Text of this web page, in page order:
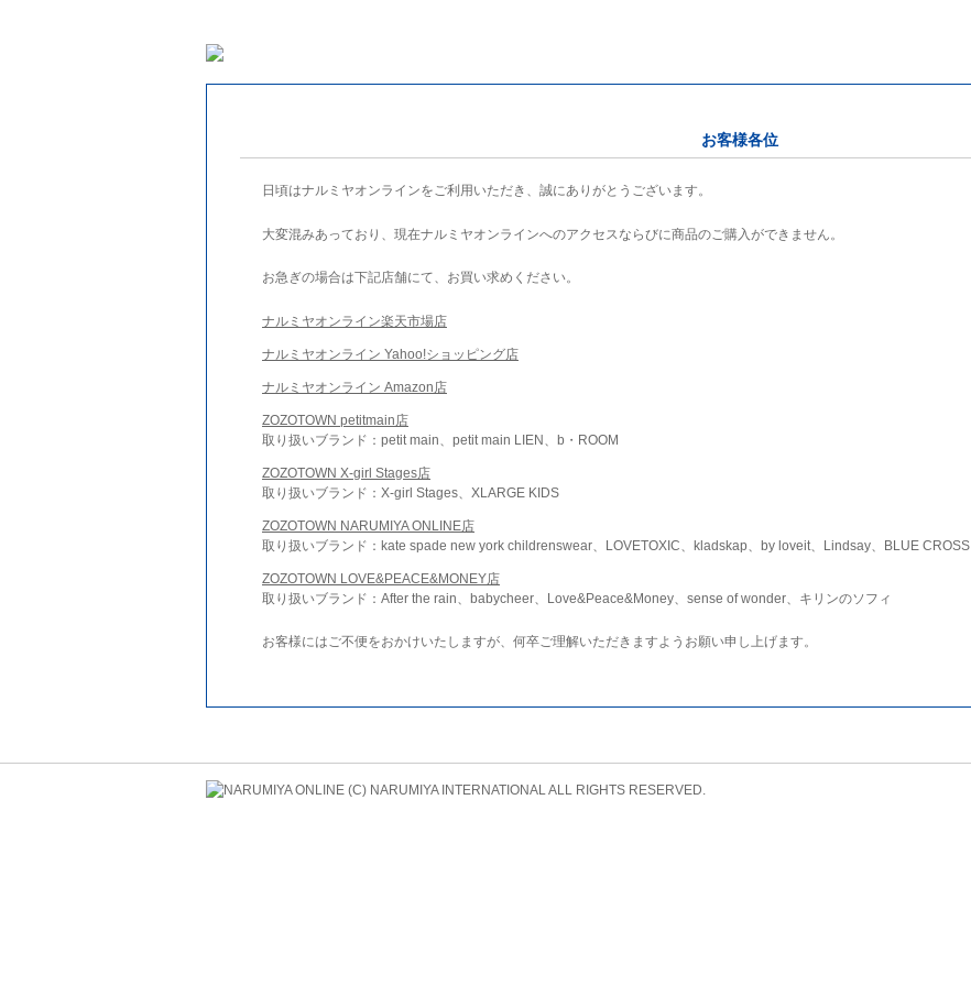
お客様各位
日頃はナルミヤオンラインをご利用いただき、誠にありがとうございます。
大変混みあっており、現在ナルミヤオンラインへのアクセスならびに商品のご購入ができません。
お急ぎの場合は下記店舗にて、お買い求めください。
ナルミヤオンライン楽天市場店
ナルミヤオンライン Yahoo!ショッピング店
ナルミヤオンライン Amazon店
ZOZOTOWN petitmain店
取り扱いブランド：petit main、petit main LIEN、b・ROOM
ZOZOTOWN X-girl Stages店
取り扱いブランド：X-girl Stages、XLARGE KIDS
ZOZOTOWN NARUMIYA ONLINE店
取り扱いブランド：kate spade new york childrenswear、LOVETOXIC、kladskap、by loveit、Lindsay、BLUE CROSS
ZOZOTOWN LOVE&PEACE&MONEY店
取り扱いブランド：After the rain、babycheer、Love&Peace&Money、sense of wonder、キリンのソフィ
お客様にはご不便をおかけいたしますが、何卒ご理解いただきますようお願い申し上げます。